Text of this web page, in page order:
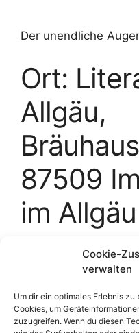
Cookie-
verwalten
Um dir ein optimales Erlebnis
Cookies, um
zuzugreifen. Wenn du diesen
Der unendliche
Ort:
Allgäu,
87509
im Allgäu
Weitere